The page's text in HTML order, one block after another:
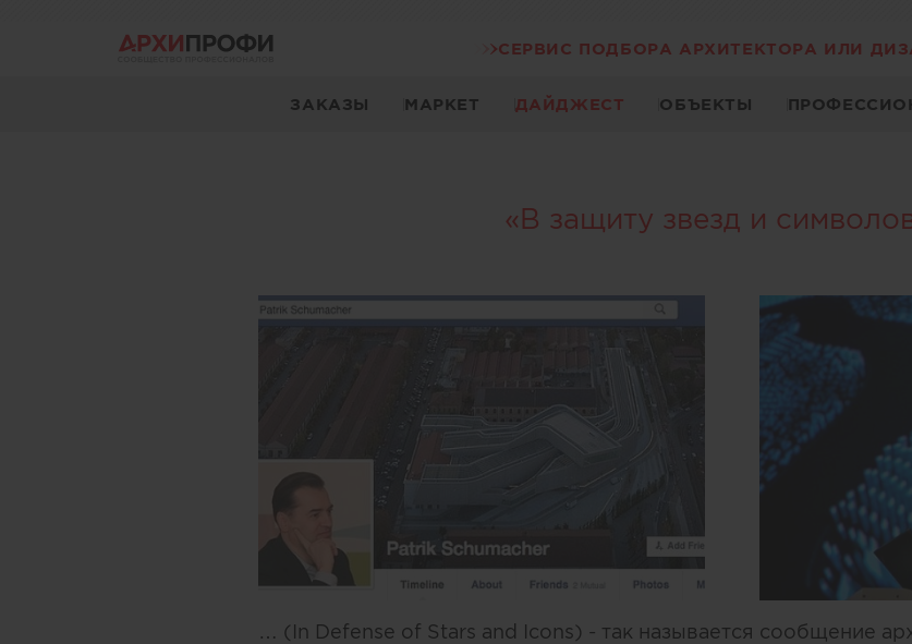
СЕРВИС ПОДБОРА АРХИТЕКТОРА ИЛИ
ЗАКАЗЫ МАРКЕТ ДАЙДЖЕСТ ОБЪЕКТЫ
«В защиту звезд и
… (In Defense of Stars and Icons) - так называется сообщение